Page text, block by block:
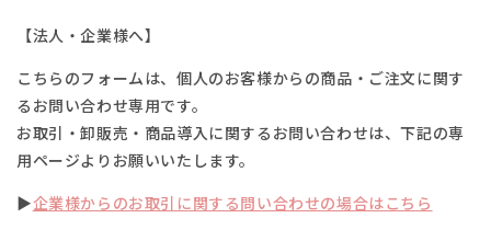
【法人・企業様へ】
こちらのフォームは、個人のお客様からの商品・ご注文に関す
るお問い合わせ専用です。
お取引・卸販売・商品導入に関するお問い合わせは、下記の専
用ページよりお願いいたします。
▶企業様からのお取引に関する問い合わせの場合はこちら